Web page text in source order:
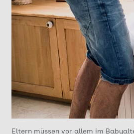
Eltern müssen vor allem im